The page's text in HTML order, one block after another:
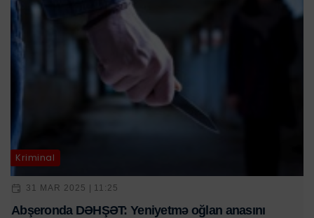
Kriminal
31 MAR 2025 | 11:25
Abşeronda DƏHŞƏT: Yeniyetmə oğlan anasını